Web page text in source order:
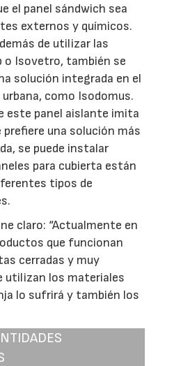
el panel sándwich sea
externos y químicos.
de utilizar las
o Isovetro, también se
solución integrada en el
como Isodomus.
este panel aislante imita
prefiere una solución más
se puede instalar
para cubierta están
tipos de
claro: “Actualmente en
que funcionan
cerradas y muy
utilizan los materiales
lo sufrirá y también los